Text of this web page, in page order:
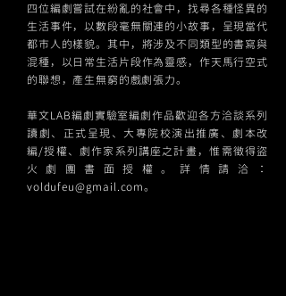
四位編劇嘗試在紛亂的社會中，找尋各種怪異的
⽣活事件，以數段毫無關連的⼩故事，呈現當代
都市人的樣貌。其中，將涉及不同類型的書寫與
混種，以⽇常⽣活⽚段作為靈感，作天⾺⾏空式
的聯想，產⽣無窮的戲劇張⼒。
華文LAB編劇實驗室編劇作品歡迎各方洽談系列
讀劇、正式呈現、大專院校演出推廣、劇本改
編/授權、劇作家系列講座之計畫，​惟需徵得盜
火劇團書面授權。詳情請洽：
voldufeu@gmail.com。